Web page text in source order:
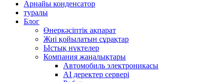
Арнайы конденсатор
туралы
Блог
Өнеркәсіптік ақпарат
Жиі қойылатын сұрақтар
Ыстық нүктелер
Компания жаңалықтары
Автомобиль электроникасы
AI деректер сервері